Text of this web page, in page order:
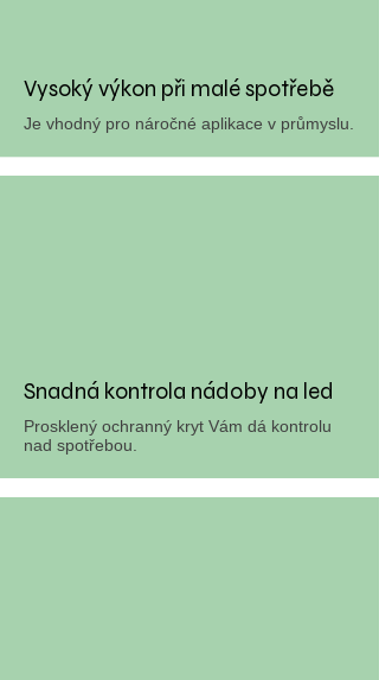
Vysoký výkon při malé spotřebě
Je vhodný pro náročné aplikace v průmyslu.
Snadná kontrola nádoby na led
Prosklený ochranný kryt Vám dá kontrolu
nad spotřebou.